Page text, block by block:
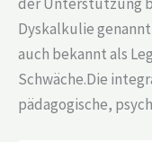
Dyskalkulie
auch bekannt als
Schwäche.Die
pädagogische,